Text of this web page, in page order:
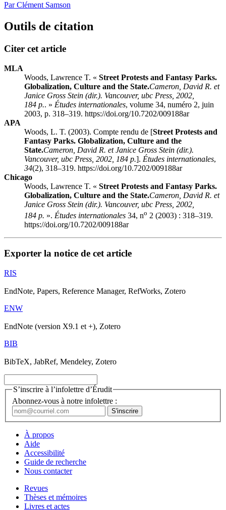
Par Clément Samson
Outils de citation
Citer cet article
MLA
Woods, Lawrence T. « Street Protests and Fantasy Parks.
Globalization, Culture and the State.Cameron , David R. et
Janice Gross Stein (dir.). Vancouver, ubc Press, 2002,
184 p.. » Études internationales, volume 34, numéro 2, juin
2003, p. 318–319. https://doi.org/10.7202/009188ar
APA
Woods, L. T. (2003). Compte rendu de [Street Protests and
Fantasy Parks. Globalization, Culture and the
State.Cameron , David R. et Janice Gross Stein (dir.).
Vancouver, ubc Press, 2002, 184 p.]. Études internationales,
34(2), 318–319. https://doi.org/10.7202/009188ar
Chicago
Woods, Lawrence T. « Street Protests and Fantasy Parks.
Globalization, Culture and the State.Cameron , David R. et
Janice Gross Stein (dir.). Vancouver, ubc Press, 2002,
184 p. ». Études internationales 34, no 2 (2003) : 318–319.
https://doi.org/10.7202/009188ar
Exporter la notice de cet article
RIS
EndNote, Papers, Reference Manager, RefWorks, Zotero
ENW
EndNote (version X9.1 et +), Zotero
BIB
BibTeX, JabRef, Mendeley, Zotero
S’inscrire à l’infolettre d’Érudit
Abonnez-vous à notre infolettre :
À propos
Aide
Accessibilité
Guide de recherche
Nous contacter
Revues
Thèses et mémoires
Livres et actes